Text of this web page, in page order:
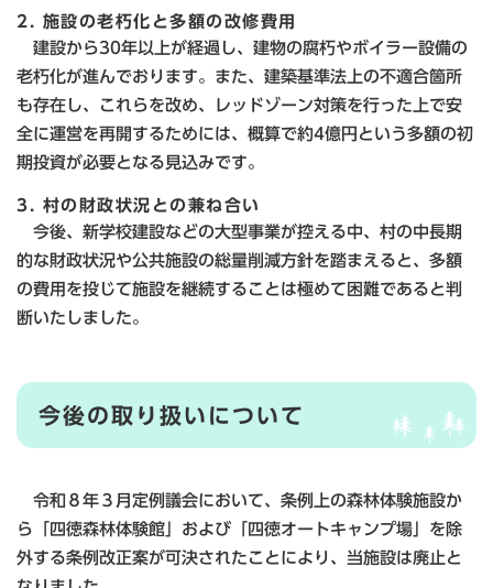
2. 施設の老朽化と多額の改修費用
建設から30年以上が経過し、建物の腐朽やボイラー設備の
老朽化が進んでおります。また、建築基準法上の不適合箇所
も存在し、これらを改め、レッドゾーン対策を行った上で安
全に運営を再開するためには、概算で約4億円という多額の初
期投資が必要となる見込みです。
3. 村の財政状況との兼ね合い
今後、新学校建設などの大型事業が控える中、村の中長期
的な財政状況や公共施設の総量削減方針を踏まえると、多額
の費用を投じて施設を継続することは極めて困難であると判
断いたしました。
今後の取り扱いについて
令和８年３月定例議会において、条例上の森林体験施設か
ら「四徳森林体験館」および「四徳オートキャンプ場」を除
外する条例改正案が可決されたことにより、当施設は廃止と